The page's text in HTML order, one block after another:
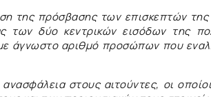
της πρόσβασης των επισκεπτών
των δύο κεντρικών εισόδων της
άγνωστο αριθμό προσώπων που
στους αιτούντες, οι